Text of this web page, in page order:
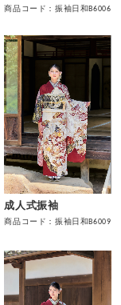
商品コード：振袖日和B6006
成人式振袖
商品コード：振袖日和B6009